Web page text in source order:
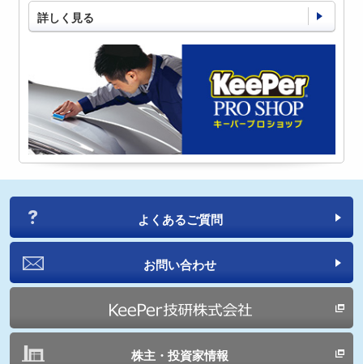
詳しく見る
よくあるご質問
お問い合わせ
株主・投資家情報